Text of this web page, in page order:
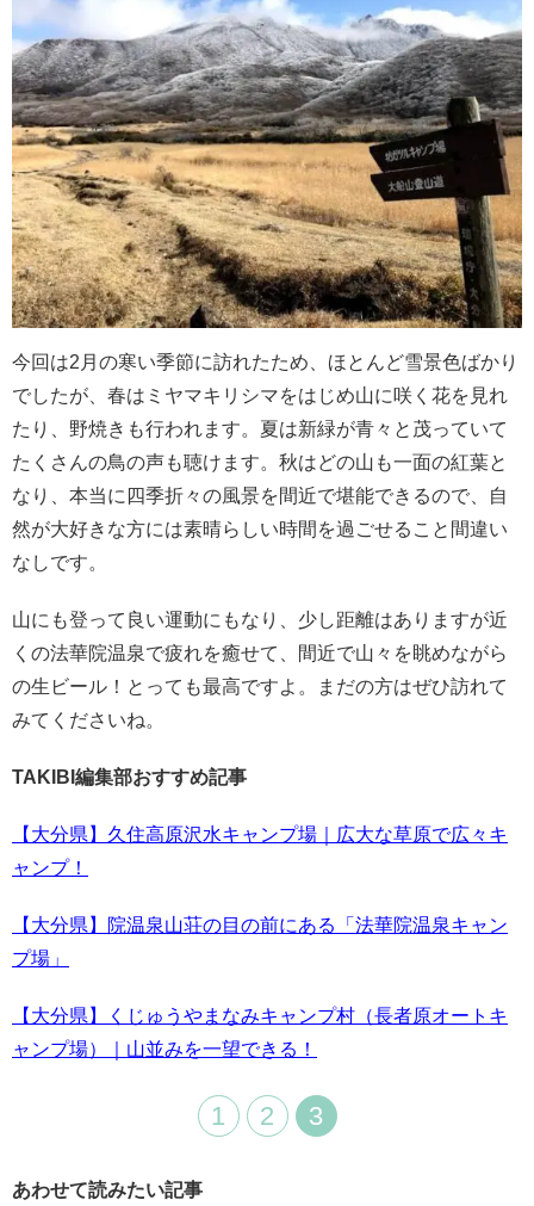
今回は2月の寒い季節に訪れたため、ほとんど雪景色ばかり
でしたが、春はミヤマキリシマをはじめ山に咲く花を見れ
たり、野焼きも行われます。夏は新緑が青々と茂っていて
たくさんの鳥の声も聴けます。秋はどの山も一面の紅葉と
なり、本当に四季折々の風景を間近で堪能できるので、自
然が大好きな方には素晴らしい時間を過ごせること間違い
なしです。
山にも登って良い運動にもなり、少し距離はありますが近
くの法華院温泉で疲れを癒せて、間近で山々を眺めながら
の生ビール！とっても最高ですよ。まだの方はぜひ訪れて
みてくださいね。
TAKIBI編集部おすすめ記事
【大分県】久住高原沢水キャンプ場｜広大な草原で広々キ
ャンプ！
【大分県】院温泉山荘の目の前にある「法華院温泉キャン
プ場」
【大分県】くじゅうやまなみキャンプ村（長者原オートキ
ャンプ場）｜山並みを一望できる！
1 2 3
あわせて読みたい記事